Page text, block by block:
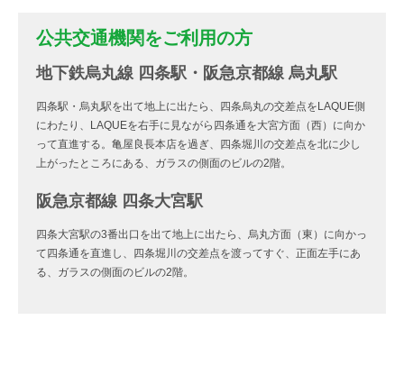
公共交通機関をご利用の方
地下鉄烏丸線 四条駅・阪急京都線 烏丸駅
四条駅・烏丸駅を出て地上に出たら、四条烏丸の交差点をLAQUE側
にわたり、LAQUEを右手に見ながら四条通を大宮方面（西）に向か
って直進する。亀屋良長本店を過ぎ、四条堀川の交差点を北に少し
上がったところにある、ガラスの側面のビルの2階。
阪急京都線 四条大宮駅
四条大宮駅の3番出口を出て地上に出たら、烏丸方面（東）に向かっ
て四条通を直進し、四条堀川の交差点を渡ってすぐ、正面左手にあ
る、ガラスの側面のビルの2階。